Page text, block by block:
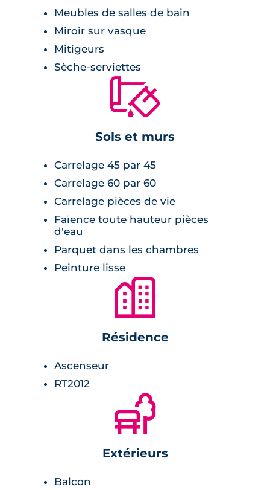
tableau électrique pour un pilotage à distance
du chauffage, des volets ou encore de
l’alarme.
Meubles de salles de bain
Miroir sur vasque
Mitigeurs
Sèche-serviettes
🔨
Sols et murs
Carrelage 45 par 45
Carrelage 60 par 60
Carrelage pièces de vie
Faïence toute hauteur pièces
d'eau
Parquet dans les chambres
Peinture lisse
🏙
Résidence
Ascenseur
RT2012
🌲
Extérieurs
Balcon